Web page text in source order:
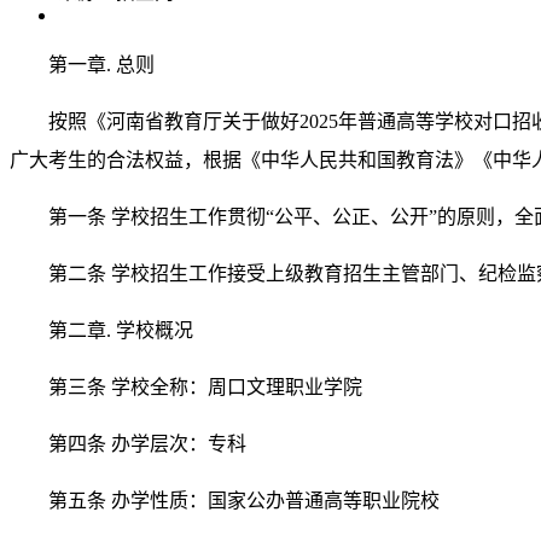
第一章. 总则
按照《河南省教育厅关于做好2025年普通高等学校对口
广大考生的合法权益，根据《中华人民共和国教育法》《中
第一条 学校招生工作贯彻“公平、公正、公开”的原则，
第二条 学校招生工作接受上级教育招生主管部门、纪检
第二章. 学校概况
第三条 学校全称：周口文理职业学院
第四条 办学层次：专科
第五条 办学性质：国家公办普通高等职业院校